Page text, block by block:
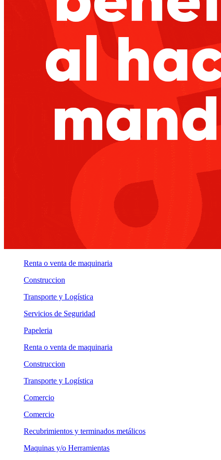
Renta o venta de maquinaria
Construccion
Transporte y Logística
Servicios de Seguridad
Papeleria
Renta o venta de maquinaria
Construccion
Transporte y Logística
Comercio
Comercio
Recubrimientos y terminados metálicos
Maquinas y/o Herramientas